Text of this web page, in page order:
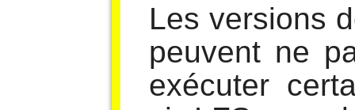
Les versions
peuvent ne
exécuter